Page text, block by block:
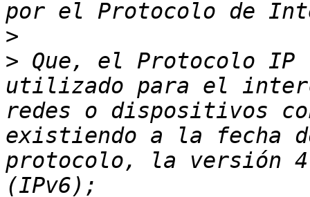
>
> Que, el Protocolo
utilizado para el
redes o dispositivos
existiendo a la fecha
protocolo, la versión